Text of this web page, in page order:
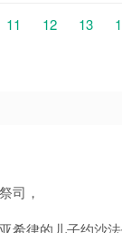
11 12 13
司，
希律的儿子约沙法